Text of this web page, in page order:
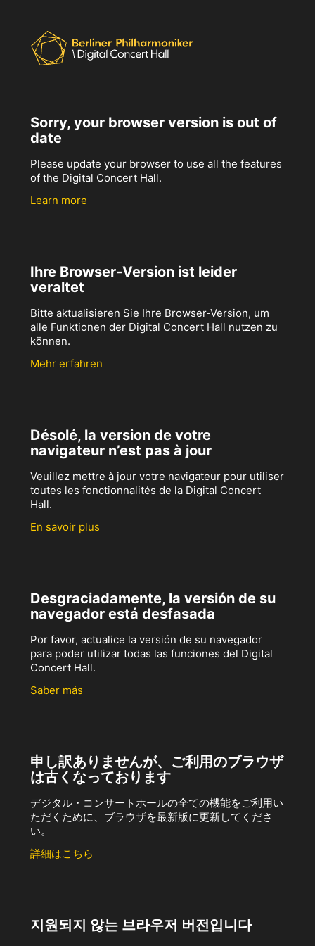
Sorry, your browser version is out of
date
Please update your browser to use all the features
of the Digital Concert Hall.
Learn more
Ihre Browser-Version ist leider
veraltet
Bitte aktualisieren Sie Ihre Browser-Version, um
alle Funktionen der Digital Concert Hall nutzen zu
können.
Mehr erfahren
Désolé, la version de votre
navigateur n’est pas à jour
Veuillez mettre à jour votre navigateur pour utiliser
toutes les fonctionnalités de la Digital Concert
Hall.
En savoir plus
Desgraciadamente, la versión de su
navegador está desfasada
Por favor, actualice la versión de su navegador
para poder utilizar todas las funciones del Digital
Concert Hall.
Saber más
申し訳ありませんが、ご利用のブラウザ
は古くなっております
デジタル・コンサートホールの全ての機能をご利用い
ただくために、ブラウザを最新版に更新してくださ
い。
詳細はこちら
지원되지 않는 브라우저 버전입니다